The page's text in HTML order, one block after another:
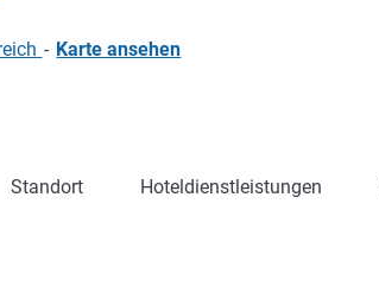
- Karte ansehen
Standort Hoteldienstleistungen